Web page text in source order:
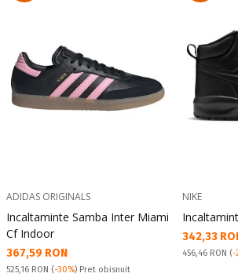
ADIDAS ORIGINALS
Incaltaminte Samba Inter Miami
Cf Indoor
Текуща цена:
367,59 RON
Pret obisnuit:
525,16 RON (-30%) Pret obisnuit
NIKE
Текуща
342,33
Pret obisnuit:
456,46 RON (-